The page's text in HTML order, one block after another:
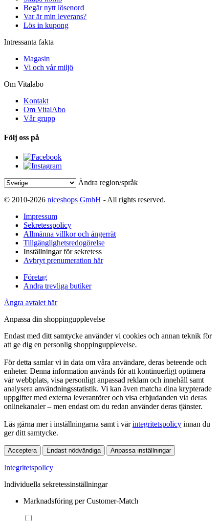
Begär nytt lösenord
Var är min leverans?
Lös in kupong
Intressanta fakta
Magasin
Vi och vår miljö
Om Vitalabo
Kontakt
Om VitalAbo
Vår grupp
Följ oss på
Ändra region/språk
© 2010-2026 niceshops GmbH - All rights reserved.
Impressum
Sekretesspolicy
Allmänna villkor och ångerrät
Tillgänglighetsredogörelse
Inställningar för sekretess
Avbryt prenumeration här
Företag
Andra trevliga butiker
Ångra avtalet här
Anpassa din shoppingupplevelse
Endast med ditt samtycke använder vi cookies och annan teknik för
att ge dig en personlig shoppingupplevelse.
För detta samlar vi in data om våra användare, deras beteende och
enheter. Denna information används för att kontinuerligt optimera
vår webbplats, visa personligt anpassad reklam och innehåll samt
analysera användningsstatistik. Vi kan även matcha dina krypterade
uppgifter med externa leverantörer och visa erbjudanden via deras
onlinekanaler – men endast om du redan använder deras tjänster.
Läs gärna mer i inställningarna samt i vårintegritetspolicy innan du
ger ditt samtycke.
Acceptera Endast nödvändiga Anpassa inställningar
Integritetspolicy
Individuella sekretessinställningar
Marknadsföring per Customer-Match